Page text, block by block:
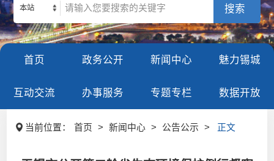
本站
首页 政务公开 新闻中心 魅力锡城
互动交流 办事服务 专题专栏 数据开放
当前位置： 首页 > 新闻中心 > 公告公示 > 正文